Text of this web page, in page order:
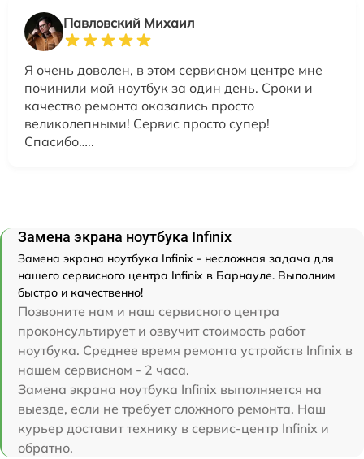
Павловский Михаил
Я очень доволен, в этом сервисном центре мне
починили мой ноутбук за один день. Сроки и
качество ремонта оказались просто
великолепными! Сервис просто супер!
Спасибо…..
Замена экрана ноутбука Infinix
Замена экрана ноутбука Infinix - несложная задача для
нашего сервисного центра Infinix в Барнауле. Выполним
быстро и качественно!
Позвоните нам и наш сервисного центра
проконсультирует и озвучит стоимость работ
ноутбука. Среднее время ремонта устройств Infinix в
нашем сервисном - 2 часа.
Замена экрана ноутбука Infinix выполняется на
выезде, если не требует сложного ремонта. Наш
курьер доставит технику в сервис-центр Infinix и
обратно.